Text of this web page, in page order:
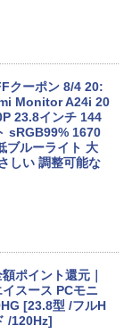
版】AOKIMI ワイヤ
イヤホン V12 小型
最大36時間再生 ぶ
ENCノイズキャン
Type-C充電 マイク
整 スポーツ/通勤/通
5.4 ノイズキャンセ
ver.)
レス 500ml ×24本
ミリリットル (Sm
茶 from 爽健美茶 ラ
たり 9巻 (デジタル
クス)
10型 無線L
付き (8351a)
Intel Celer
き メモリ16GB
ビジネス
｜レッツノート｜
付き｜中古
Wind
第10世代 Core
Office付き
クトップPC 中
【2026新モ
大3.1Hz mini pc
SSD (4T
クーポン 8/4 20:
Monitor A24i 20
23.8インチ 144
sRGB99% 1670
ルーライト 大
しい 調整可能な
ポイント還元｜
スース PCモニ
[23.8型 /フルH
/120Hz]